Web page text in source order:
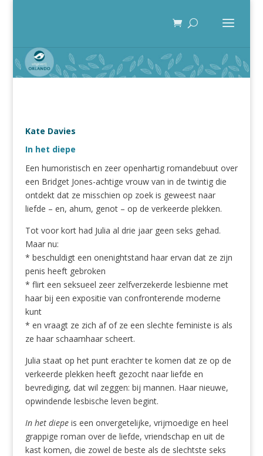
Kate Davies
In het diepe
Een humoristisch en zeer openhartig romandebuut over
een Bridget Jones-achtige vrouw van in de twintig die
ontdekt dat ze misschien op zoek is geweest naar
liefde – en, ahum, genot – op de verkeerde plekken.
Tot voor kort had Julia al drie jaar geen seks gehad.
Maar nu:
* beschuldigt een onenightstand haar ervan dat ze zijn
penis heeft gebroken
* flirt een seksueel zeer zelfverzekerde lesbienne met
haar bij een expositie van confronterende moderne
kunt
* en vraagt ze zich af of ze een slechte feministe is als
ze haar schaamhaar scheert.
Julia staat op het punt erachter te komen dat ze op de
verkeerde plekken heeft gezocht naar liefde en
bevrediging, dat wil zeggen: bij mannen. Haar nieuwe,
opwindende lesbische leven begint.
In het diepeis een onvergetelijke, vrijmoedige en heel
grappige roman over de liefde, vriendschap en uit de
kast komen, die zowel de beste als de slechtste seks